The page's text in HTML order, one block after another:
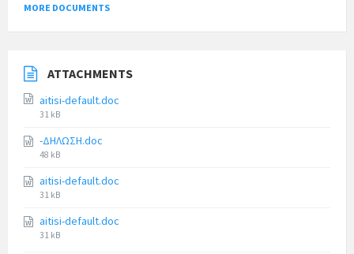
MORE DOCUMENTS
ATTACHMENTS
aitisi-default.doc
31 kB
-ΔΗΛΩΣΗ.doc
48 kB
aitisi-default.doc
31 kB
aitisi-default.doc
31 kB